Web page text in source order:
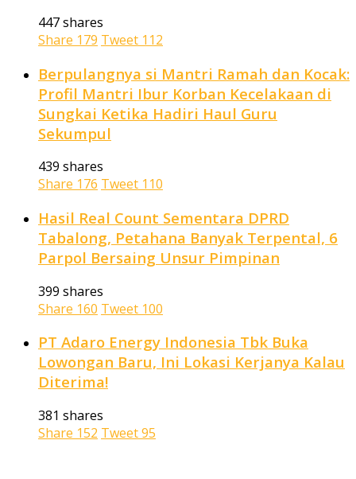
447 shares
Share 179 Tweet 112
Berpulangnya si Mantri Ramah dan Kocak:
Profil Mantri Ibur Korban Kecelakaan di
Sungkai Ketika Hadiri Haul Guru
Sekumpul
439 shares
Share 176 Tweet 110
Hasil Real Count Sementara DPRD
Tabalong, Petahana Banyak Terpental, 6
Parpol Bersaing Unsur Pimpinan
399 shares
Share 160 Tweet 100
PT Adaro Energy Indonesia Tbk Buka
Lowongan Baru, Ini Lokasi Kerjanya Kalau
Diterima!
381 shares
Share 152 Tweet95